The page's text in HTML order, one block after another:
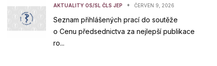
AKTUALITY OS/SL ČLS JEP • ČERVEN 9, 2026
Seznam přihlášených prací do soutěže
o Cenu předsednictva za nejlepší publikace
ro...